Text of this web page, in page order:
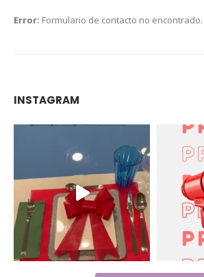
Error: Formulario de contacto no encontrado.
INSTAGRAM